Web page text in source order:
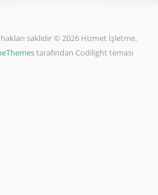
saklıdır © 2026 Hizmet İşletme.
tarafından Codilight teması